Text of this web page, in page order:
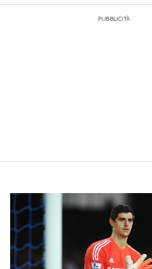
PUBBLICITÀ